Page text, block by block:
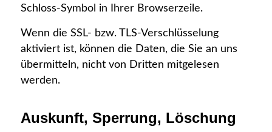
Schloss-Symbol in Ihrer Browserzeile.
Wenn die SSL- bzw. TLS-Verschlüsselung
aktiviert ist, können die Daten, die Sie an uns
übermitteln, nicht von Dritten mitgelesen
werden.
Auskunft, Sperrung, Löschung